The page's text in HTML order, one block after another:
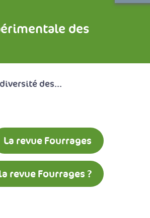
des
des...
La revue Fourrages
revue Fourrages ?